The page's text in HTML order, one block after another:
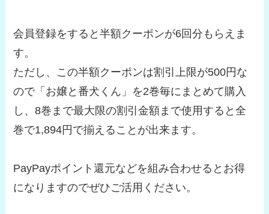
会員登録をすると半額クーポンが6回分もらえま
す。
ただし、この半額クーポンは割引上限が500円な
ので「お嬢と番犬くん」を2巻毎にまとめて購入
し、8巻まで最大限の割引金額まで使用すると全
巻で1,894円で揃えることが出来ます。
PayPayポイント還元などを組み合わせるとお得
になりますのでぜひご活用ください。